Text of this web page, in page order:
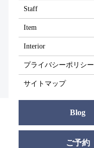
Staff
Item
Interior
プライバシーポリシー
サイトマップ
Blog
ご予約